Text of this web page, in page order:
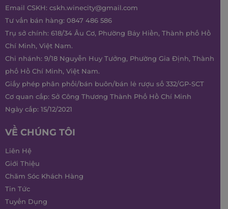
Email CSKH: cskh.winecity@gmail.com
Tư vấn bán hàng: 0847 486 586
Trụ sở chính: 618/34 Âu Cơ, Phường Bảy Hiền, Thành phố Hồ
Chí Minh, Việt Nam.
Chi nhánh: 9/18 Nguyễn Huy Tưởng, Phường Gia Định, Thành
phố Hồ Chí Minh, Việt Nam.
Giấy phép phân phối/bán buôn/bán lẻ rượu số 332/GP-SCT
Cơ quan cấp: Sở Công Thương Thành Phố Hồ Chí Minh
Ngày cấp: 15/12/2021
VỀ CHÚNG TÔI
Liên Hệ
Giới Thiệu
Chăm Sóc Khách Hàng
Tin Tức
Tuyển Dụng